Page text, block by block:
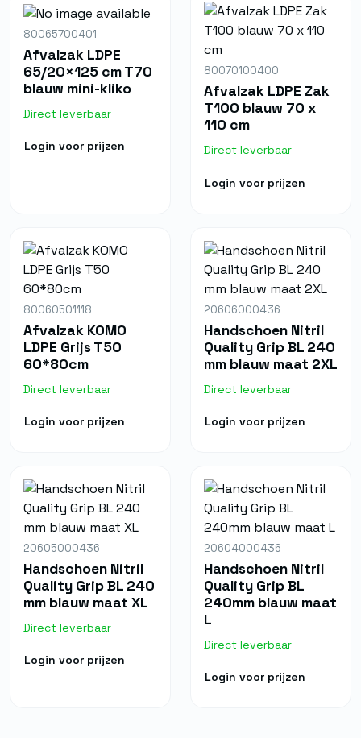
80065700401
Afvalzak LDPE
65/20×125 cm T70
blauw mini-kliko
Direct leverbaar
Login voor prijzen
80070100400
Afvalzak LDPE Zak
T100 blauw 70 x
110 cm
Direct leverbaar
Login voor prijzen
80060501118
Afvalzak KOMO
LDPE Grijs T50
60*80cm
Direct leverbaar
Login voor prijzen
20606000436
Handschoen Nitril
Quality Grip BL 240
mm blauw maat 2XL
Direct leverbaar
Login voor prijzen
20605000436
Handschoen Nitril
Quality Grip BL 240
mm blauw maat XL
Direct leverbaar
Login voor prijzen
20604000436
Handschoen Nitril
Quality Grip BL
240mm blauw maat
L
Direct leverbaar
Login voor prijzen